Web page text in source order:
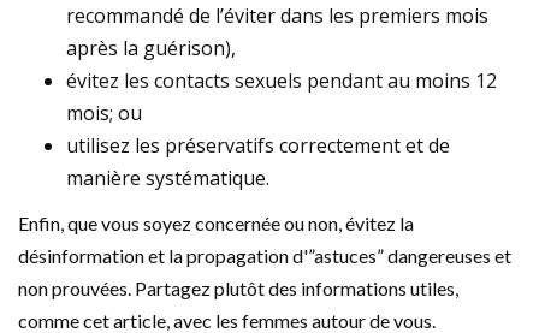
recommandé de l’éviter dans les premiers mois
après la guérison),
évitez les contacts sexuels pendant au moins 12
mois; ou
utilisez les préservatifs correctement et de
manière systématique.
Enfin, que vous soyez concernée ou non, évitez la
désinformation et la propagation d'”astuces” dangereuses et
non prouvées. Partagez plutôt des informations utiles,
comme cet article, avec les femmes autour de vous.